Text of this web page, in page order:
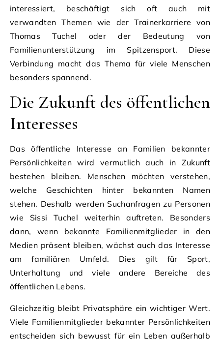
interessiert, beschäftigt sich oft auch mit
verwandten Themen wie der Trainerkarriere von
Thomas Tuchel oder der Bedeutung von
Familienunterstützung im Spitzensport. Diese
Verbindung macht das Thema für viele Menschen
besonders spannend.
Die Zukunft des öffentlichen
Interesses
Das öffentliche Interesse an Familien bekannter
Persönlichkeiten wird vermutlich auch in Zukunft
bestehen bleiben. Menschen möchten verstehen,
welche Geschichten hinter bekannten Namen
stehen. Deshalb werden Suchanfragen zu Personen
wie Sissi Tuchel weiterhin auftreten. Besonders
dann, wenn bekannte Familienmitglieder in den
Medien präsent bleiben, wächst auch das Interesse
am familiären Umfeld. Dies gilt für Sport,
Unterhaltung und viele andere Bereiche des
öffentlichen Lebens.
Gleichzeitig bleibt Privatsphäre ein wichtiger Wert.
Viele Familienmitglieder bekannter Persönlichkeiten
entscheiden sich bewusst für ein Leben außerhalb